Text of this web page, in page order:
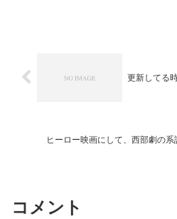
更新してる
ヒーロー映画にして、西部劇の系
コメント